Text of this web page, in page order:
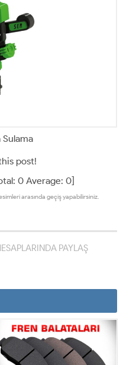
post!
0Average: 0]
arasında geçiş yapabilirsiniz.
PAYLAŞ